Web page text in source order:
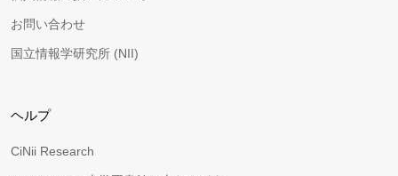
お問い合わせ
国立情報学研究所 (NII)
ヘルプ
CiNii Research